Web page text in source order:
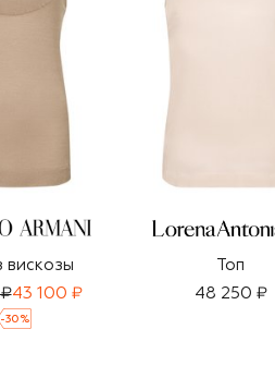
вискозы
43 100 ₽
-30 %
Топ
48 250 ₽